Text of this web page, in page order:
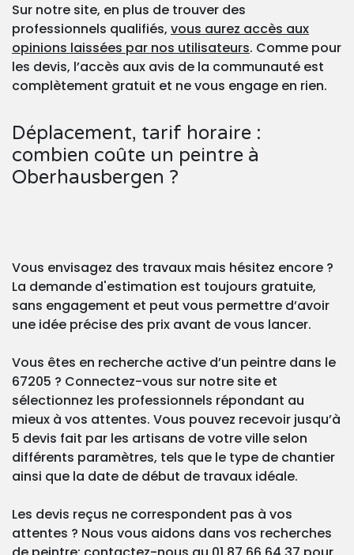
Sur notre site, en plus de trouver des
professionnels qualifiés, vous aurez accès aux
opinions laissées par nos utilisateurs. Comme pour
les devis, l’accès aux avis de la communauté est
complètement gratuit et ne vous engage en rien.
Déplacement, tarif horaire :
combien coûte un peintre à
Oberhausbergen ?
Vous envisagez des travaux mais hésitez encore ?
La demande d'estimation est toujours gratuite,
sans engagement et peut vous permettre d’avoir
une idée précise des prix avant de vous lancer.
Vous êtes en recherche active d’un peintre dans le
67205 ? Connectez-vous sur notre site et
sélectionnez les professionnels répondant au
mieux à vos attentes. Vous pouvez recevoir jusqu’à
5 devis fait par les artisans de votre ville selon
différents paramètres, tels que le type de chantier
ainsi que la date de début de travaux idéale.
Les devis reçus ne correspondent pas à vos
attentes ? Nous vous aidons dans vos recherches